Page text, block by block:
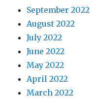
September 2022
August 2022
July 2022
June 2022
May 2022
April 2022
March 2022